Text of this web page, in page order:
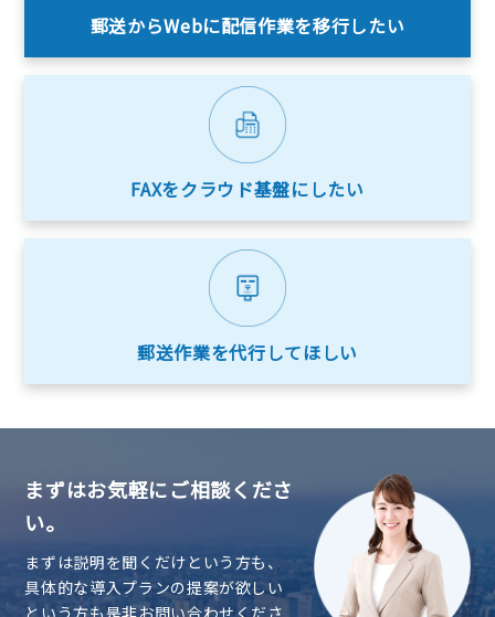
郵送からWebに配信作業を移行したい
FAXをクラウド基盤にしたい
郵送作業を代行してほしい
まずはお気軽にご相談くださ
い。
まずは説明を聞くだけという方も、
具体的な導入プランの提案が欲しい